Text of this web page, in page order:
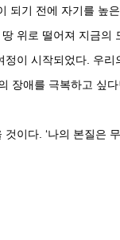
되기 전에 자기를 높
위로 떨어져 지금
이 시작되었다. 우
장애를 극복하고 싶
이다. ‘나의 본질은